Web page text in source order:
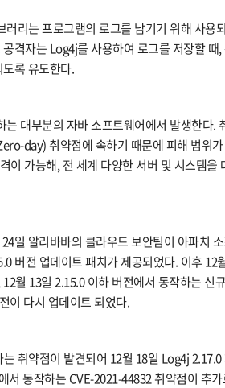
리는 프로그램의 로그를 남기기 위해 사용
격자는 Log4j를 사용하여 로그를 저장할 때
록 유도한다.
대부분의 자바 소프트웨어에서 발생한다.
day) 취약점에 속하기 때문에 피해 범위
이 가능해, 전 세계 다양한 서버 및 시스템을
일 알리바바의 클라우드 보안팀이 아파치
버전 업데이트 패치가 제공되었다. 이후 12
월 13일 2.15.0 이하 버전에서 동작하는 신
이 다시 업데이트 되었다.
취약점이 발견되어 12월 18일 Log4j
서 동작하는 CVE-2021-44832 취약점이 추